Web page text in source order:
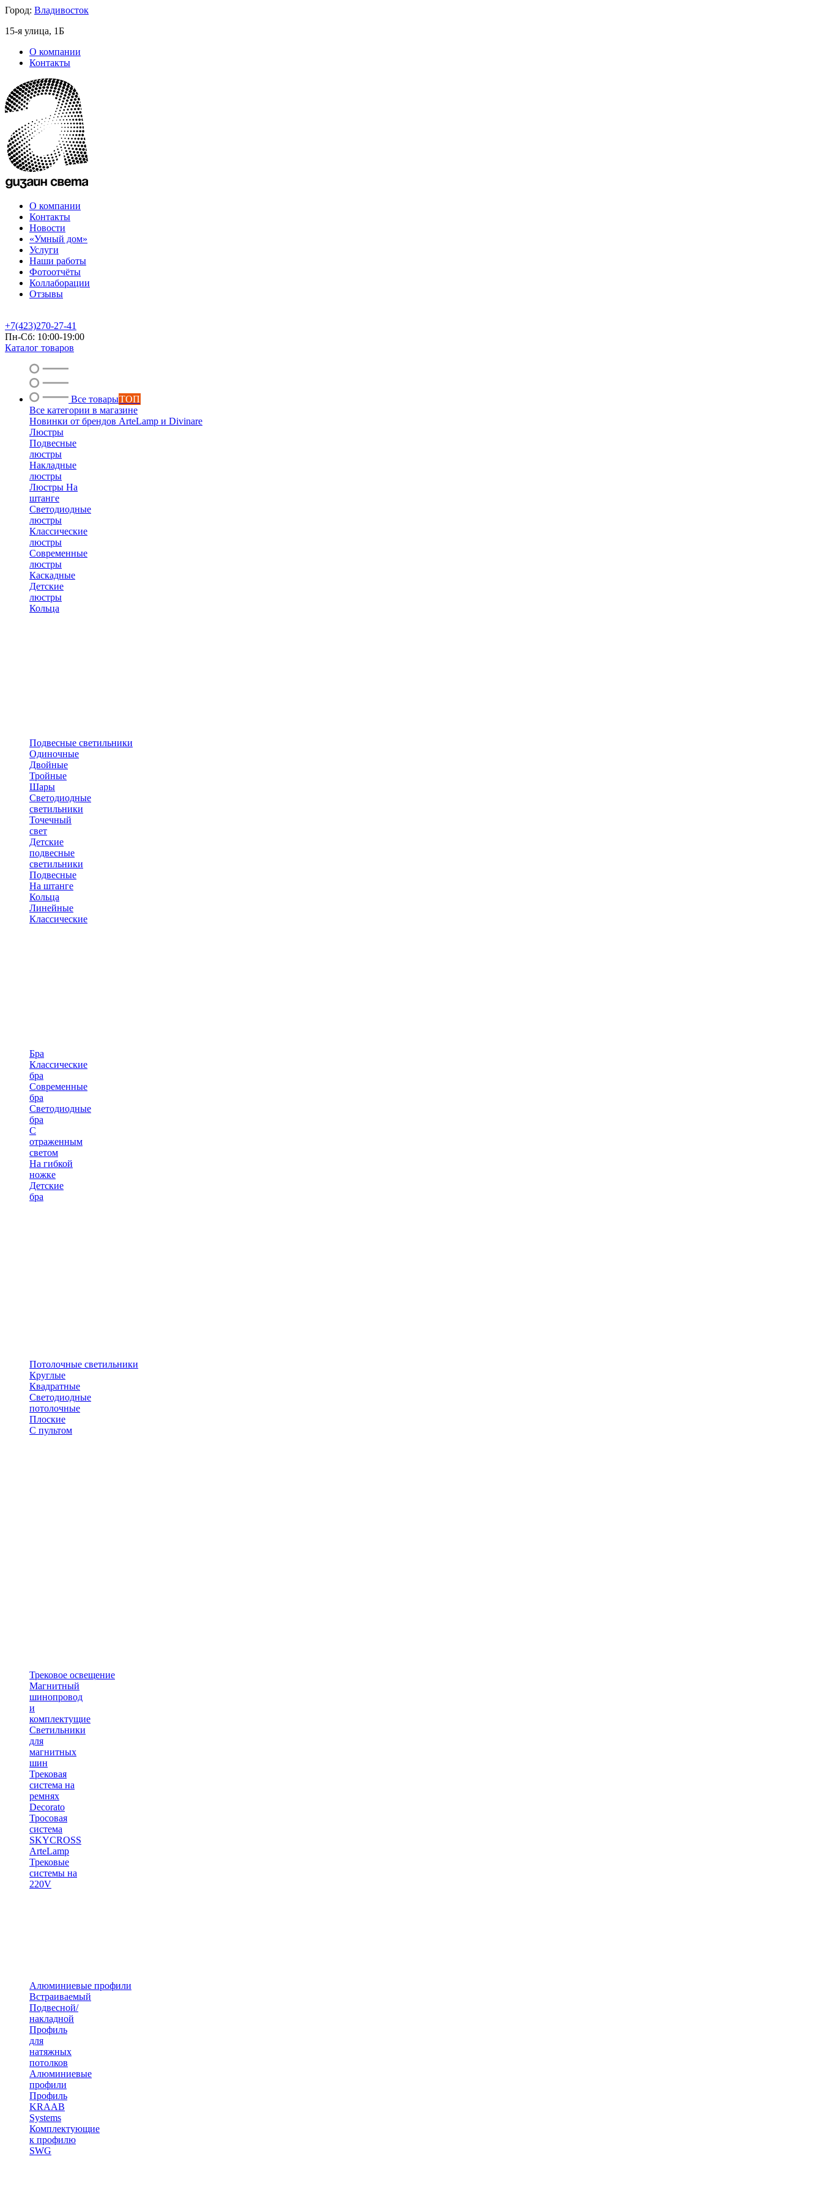
Город: Владивосток
15-я улица, 1Б
О компании
Контакты
О компании
Контакты
Новости
«Умный дом»
Услуги
Наши работы
Фотоотчёты
Коллаборации
Отзывы
+7(423)270-27-41
Пн-Сб: 10:00-19:00
Каталог товаров
Все товарыТОП
Все категории в магазине
Новинки от брендов ArteLamp и Divinare
Люстры
Подвесные
люстры
Накладные
люстры
Люстры На
штанге
Светодиодные
люстры
Классические
люстры
Современные
люстры
Каскадные
Детские
люстры
Кольца
Подвесные светильники
Одиночные
Двойные
Тройные
Шары
Светодиодные
светильники
Точечный
свет
Детские
подвесные
светильники
Подвесные
На штанге
Кольца
Линейные
Классические
Бра
Классические
бра
Современные
бра
Светодиодные
бра
С
отраженным
светом
На гибкой
ножке
Детские
бра
Потолочные светильники
Круглые
Квадратные
Светодиодные
потолочные
Плоские
С пультом
Трековое освещение
Магнитный
шинопровод
и
комплектущие
Светильники
для
магнитных
шин
Трековая
система на
ремнях
Decorato
Тросовая
система
SKYCROSS
ArteLamp
Трековые
системы на
220V
Алюминиевые профили
Встраиваемый
Подвесной/
накладной
Профиль
для
натяжных
потолков
Алюминиевые
профили
Профиль
KRAAB
Systems
Комплектующие
к профилю
SWG